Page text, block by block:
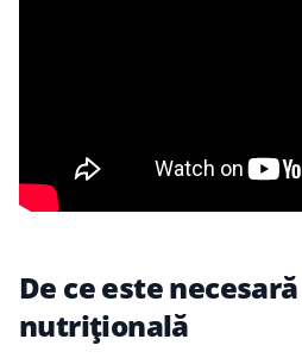
De ce este
nutrițională